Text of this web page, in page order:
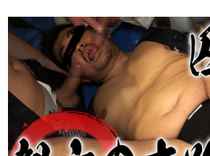
[fc2]続・囚われた親
チンポで廻され生堀
の性処理道具にされ
当前隐藏内容需要支付300熊
立刻注册 0 收藏